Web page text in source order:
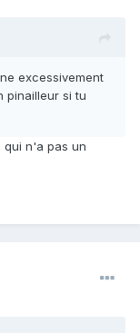
excessivement
pinailleur si tu
qui n'a pas un